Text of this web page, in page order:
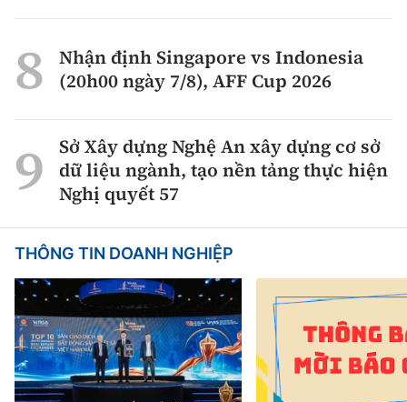
Nhận định Singapore vs Indonesia
(20h00 ngày 7/8), AFF Cup 2026
Sở Xây dựng Nghệ An xây dựng cơ sở
dữ liệu ngành, tạo nền tảng thực hiện
Nghị quyết 57
THÔNG TIN DOANH NGHIỆP